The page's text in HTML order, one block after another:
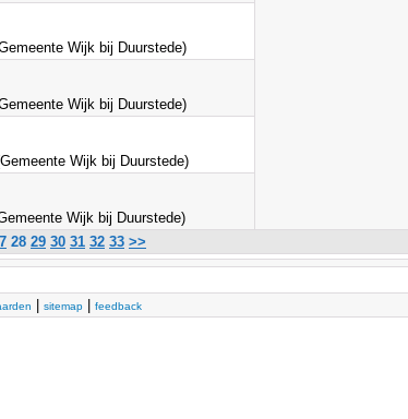
Wijk bij Duurstede)
Wijk bij Duurstede)
Wijk bij Duurstede)
Wijk bij Duurstede)
28 29 30 31 32 33 >>
sitemap feedback